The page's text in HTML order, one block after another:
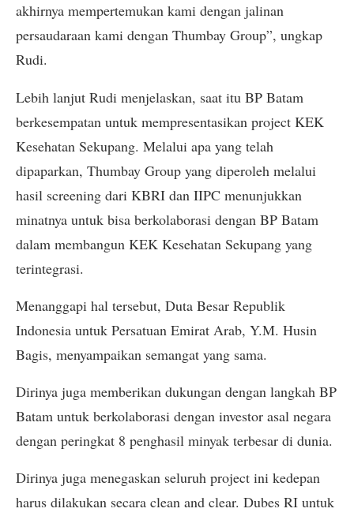
akhirnya mempertemukan kami dengan jalinan
persaudaraan kami dengan Thumbay Group”, ungkap
Rudi.
Lebih lanjut Rudi menjelaskan, saat itu BP Batam
berkesempatan untuk mempresentasikan project KEK
Kesehatan Sekupang. Melalui apa yang telah
dipaparkan, Thumbay Group yang diperoleh melalui
hasil screening dari KBRI dan IIPC menunjukkan
minatnya untuk bisa berkolaborasi dengan BP Batam
dalam membangun KEK Kesehatan Sekupang yang
terintegrasi.
Menanggapi hal tersebut, Duta Besar Republik
Indonesia untuk Persatuan Emirat Arab, Y.M. Husin
Bagis, menyampaikan semangat yang sama.
Dirinya juga memberikan dukungan dengan langkah BP
Batam untuk berkolaborasi dengan investor asal negara
dengan peringkat 8 penghasil minyak terbesar di dunia.
Dirinya juga menegaskan seluruh project ini kedepan
harus dilakukan secara clean and clear. Dubes RI untuk